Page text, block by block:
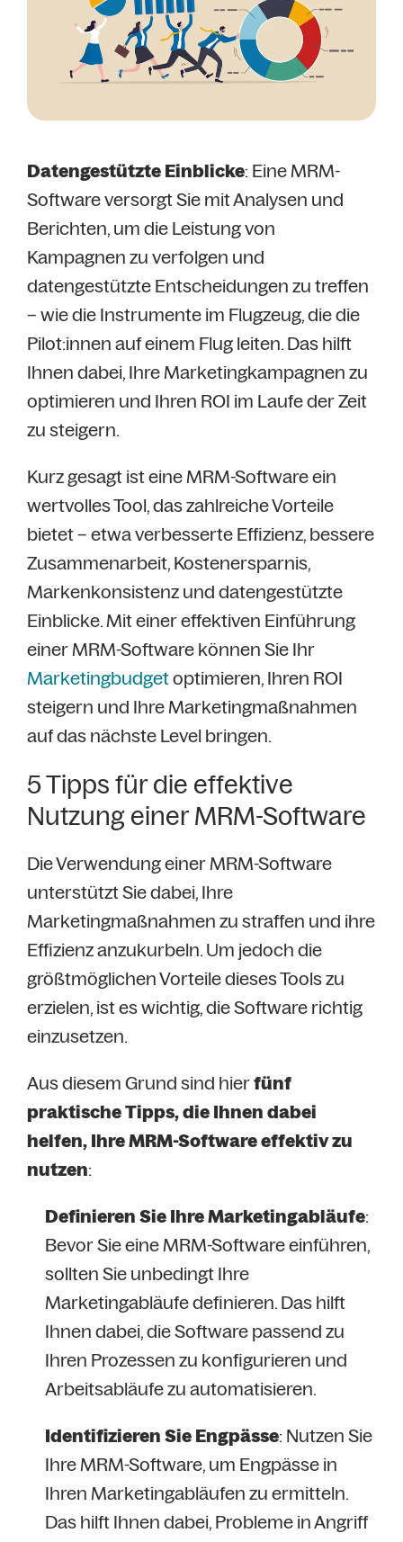
Datengestützte Einblicke: Eine MRM-
Software versorgt Sie mit Analysen und
Berichten, um die Leistung von
Kampagnen zu verfolgen und
datengestützte Entscheidungen zu treffen
– wie die Instrumente im Flugzeug, die die
Pilot:innen auf einem Flug leiten. Das hilft
Ihnen dabei, Ihre Marketingkampagnen zu
optimieren und Ihren ROI im Laufe der Zeit
zu steigern.
Kurz gesagt ist eine MRM-Software ein
wertvolles Tool, das zahlreiche Vorteile
bietet – etwa verbesserte Effizienz, bessere
Zusammenarbeit, Kostenersparnis,
Markenkonsistenz und datengestützte
Einblicke. Mit einer effektiven Einführung
einer MRM-Software können Sie Ihr
Marketingbudgetoptimieren, Ihren ROI
steigern und Ihre Marketingmaßnahmen
auf das nächste Level bringen.
5 Tipps für die effektive
Nutzung einer MRM-Software
Die Verwendung einer MRM-Software
unterstützt Sie dabei, Ihre
Marketingmaßnahmen zu straffen und ihre
Effizienz anzukurbeln. Um jedoch die
größtmöglichen Vorteile dieses Tools zu
erzielen, ist es wichtig, die Software richtig
einzusetzen.
Aus diesem Grund sind hierfünf
praktische Tipps, die Ihnen dabei
helfen, Ihre MRM-Software effektiv zu
nutzen:
Definieren Sie Ihre Marketingabläufe:
Bevor Sie eine MRM-Software einführen,
sollten Sie unbedingt Ihre
Marketingabläufe definieren. Das hilft
Ihnen dabei, die Software passend zu
Ihren Prozessen zu konfigurieren und
Arbeitsabläufe zu automatisieren.
Identifizieren Sie Engpässe: Nutzen Sie
Ihre MRM-Software, um Engpässe in
Ihren Marketingabläufen zu ermitteln.
Das hilft Ihnen dabei, Probleme in Angriff